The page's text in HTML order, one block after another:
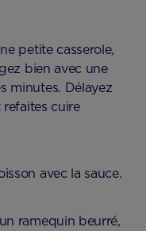
petite casserole,
bien avec une
minutes. Délayez
cuire
avec la sauce.
ramequin beurré,